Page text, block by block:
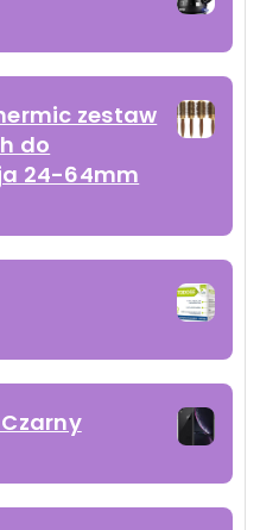
zestaw
do
24-64mm
Czarny